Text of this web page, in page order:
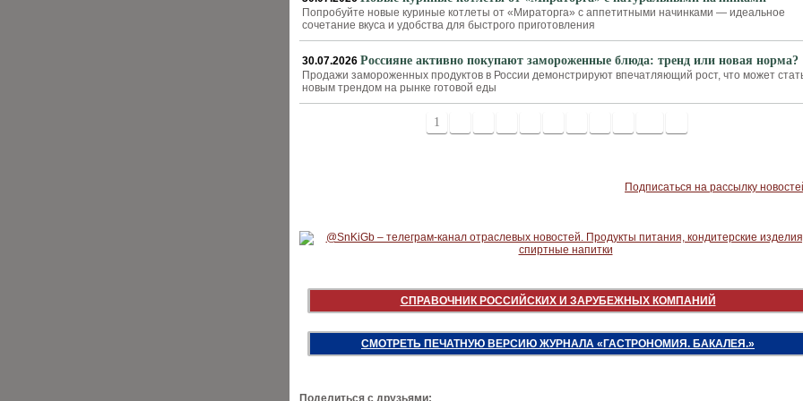
Попробуйте новые куриные котлеты от «Мираторга» с аппетитными начинками — идеальное
сочетание вкуса и удобства для быстрого приготовления
30.07.2026 Россияне активно покупают замороженные блюда: тренд или новая норма?
Продажи замороженных продуктов в России демонстрируют впечатляющий рост, что может
новым трендом на рынке готовой еды
1
Подписаться на рассылку
СПРАВОЧНИК РОССИЙСКИХ И ЗАРУБЕЖНЫХ КОМПАНИЙ
СМОТРЕТЬ ПЕЧАТНУЮ ВЕРСИЮ ЖУРНАЛА «ГАСТРОНОМИЯ. БАКАЛЕЯ.»
Поделиться с друзьями: